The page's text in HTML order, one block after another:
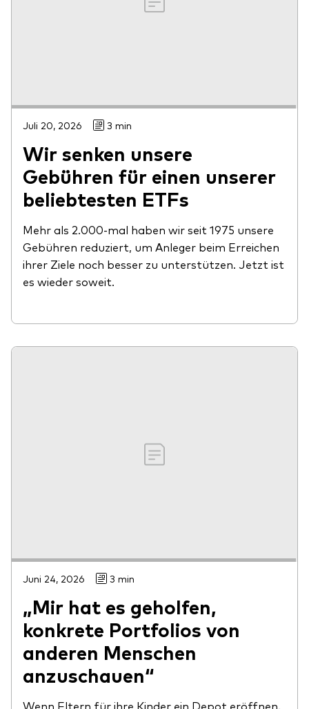
Juli 20, 2026 3 min
Wir senken unsere
Gebühren für einen unserer
beliebtesten ETFs
Mehr als 2.000-mal haben wir seit 1975 unsere
Gebühren reduziert, um Anleger beim Erreichen
ihrer Ziele noch besser zu unterstützen. Jetzt ist
es wieder soweit.
Juni 24, 2026 3 min
„Mir hat es geholfen,
konkrete Portfolios von
anderen Menschen
anzuschauen“
Wenn Eltern für ihre Kinder ein Depot eröffnen,